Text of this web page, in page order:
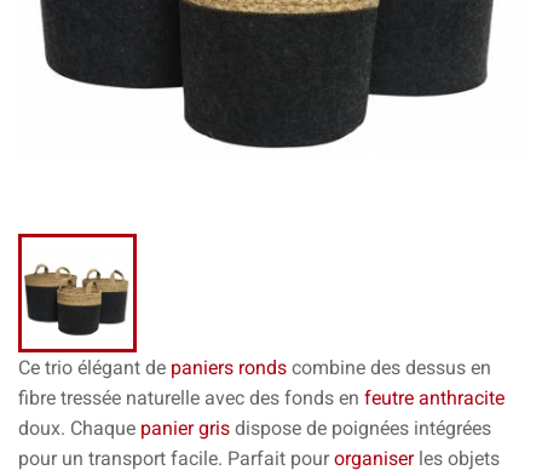
Ce trio élégant de paniers ronds combine des dessus en
fibre tressée naturelle avec des fonds en feutre anthracite
doux. Chaque panier gris dispose de poignées intégrées
pour un transport facile. Parfait pourorganiserles objets